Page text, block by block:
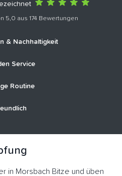
5,0 aus 174 Bewertungen
& Nachhaltigkeit
Service
Routine
in Morsbach Bitze und üben